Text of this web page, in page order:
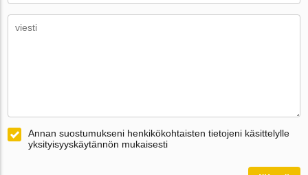
Annan suostumukseni henkikökohtaisten tietojeni käsittelylle
yksityisyyskäytännön mukaisesti